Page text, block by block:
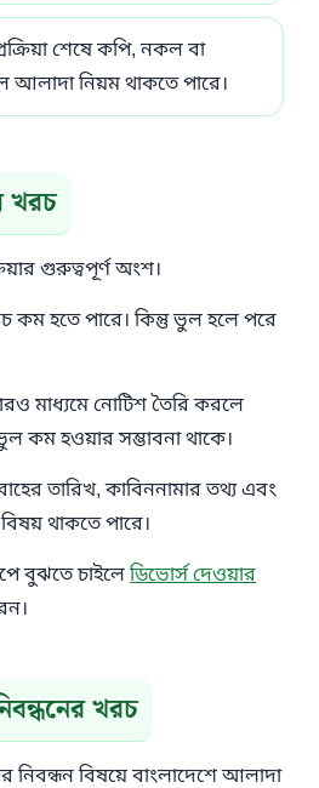
শেষে কপি, নকল বা
আলাদা নিয়ম থাকতে পারে।
খরচ
গুরুত্বপূর্ণ অংশ।
কম হতে পারে। কিন্তু ভুল হলে পরে
মাধ্যমে নোটিশ তৈরি করলে
কম হওয়ার সম্ভাবনা থাকে।
তারিখ, কাবিননামার তথ্য এবং
থাকতে পারে।
বুঝতে চাইলেডিভোর্স দেওয়ার
খরচ
নিবন্ধন বিষয়ে বাংলাদেশে আলাদা